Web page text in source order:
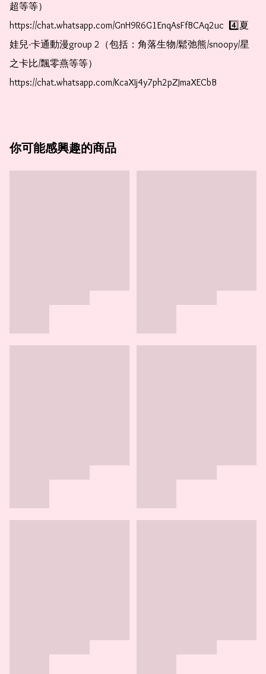
超等等）
https://chat.whatsapp.com/GnH9R6G1EnqAsFfBCAq2uc  4️⃣夏
娃兒-卡通動漫group 2（包括：角落生物/鬆弛熊/snoopy/星
之卡比/飄零燕等等）
https://chat.whatsapp.com/KcaXIj4y7ph2pZJmaXECbB
你可能感興趣的商品